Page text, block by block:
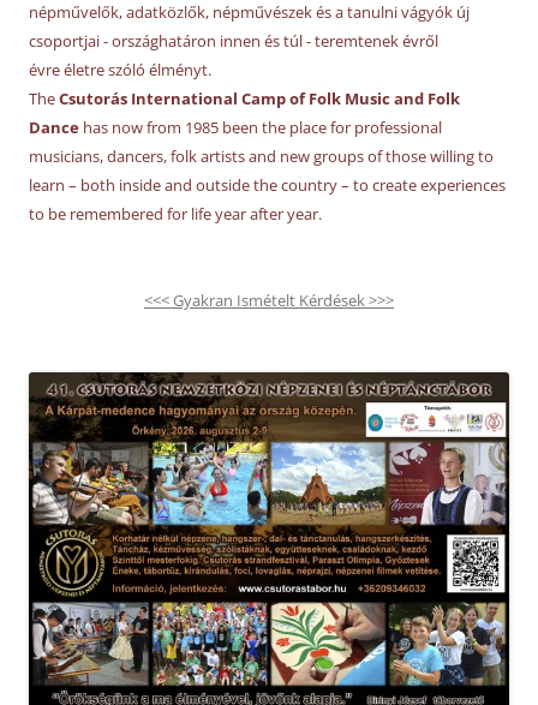
népművelők, adatközlők, népművészek és a tanulni vágyók új
csoportjai - országhatáron innen és túl - teremtenek évről
évre életre szóló élményt.
TheCsutorás International Camp of Folk Music and Folk
Dance has now from 1985 been the place for professional
musicians, dancers, folk artists and new groups of those willing to
learn – both inside and outside the country – to create experiences
to be remembered for life year after year.
<<< Gyakran Ismételt Kérdések >>>